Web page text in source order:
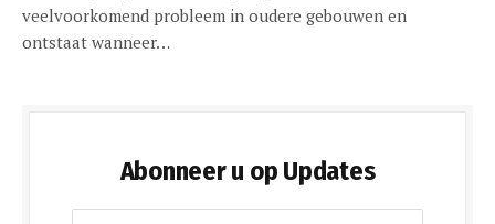
veelvoorkomend probleem in oudere gebouwen en
ontstaat wanneer…
Abonneer u op Updates